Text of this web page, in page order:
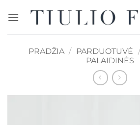
PRADŽIA / PARDUOTUVĖ /
PALAIDINĖS